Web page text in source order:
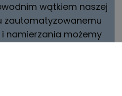
wątkiem naszej
zautomatyzowanemu
namierzania możemy